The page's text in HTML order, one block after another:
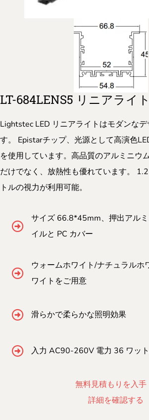
LT-684LENS5 リニアライト
Lightstec LED リニアライトはモダンな
す。 Epistarチップ、光源として高演色
を使用しています。高品質のアルミニウ
だけでなく、放熱性も優れています。
トルの視力が利用可能。
サイズ 66.8*45mm、押出アル
イルと PC カバー
ウォームホワイト/ナチュラルホ
ワイトをご用意
滑らかで柔らかな照明効果
入力 AC90-260V 電力 36 ワッ
無料見積もりを入手
詳細を確認する